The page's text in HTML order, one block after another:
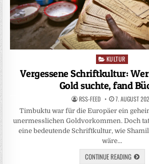
Posted
in
KULTUR
Vergessene Schriftkultur:
Gold suchte, fand
RSS-FEED 7. AUGUST
Timbuktu war für die Europäer ein
unermesslichen Goldvorkommen. Doch
eine bedeutende Schriftkultur, wie
wäre…
CONTINUE READING